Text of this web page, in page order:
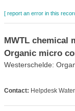
[ report an error in this
MWTL chemical
Organic micro
Westerschelde:
Contact: Helpdesk